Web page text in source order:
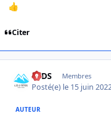
👍
Citer
2TDS Membres
Posté(e) le 15 juin
AUTEUR